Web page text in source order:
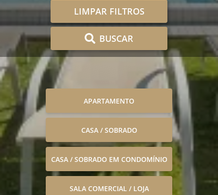
LIMPAR FILTROS
BUSCAR
APARTAMENTO
CASA / SOBRADO
CASA / SOBRADO EM CONDOMÍNIO
SALA COMERCIAL / LOJA